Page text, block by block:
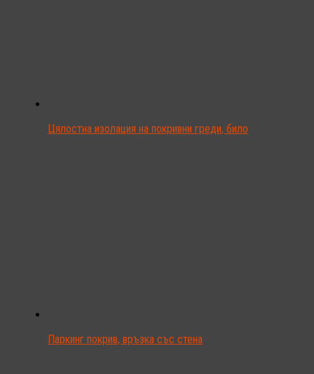
Цялостна изолация на покривни греди, било
Паркинг покрив, връзка със стена